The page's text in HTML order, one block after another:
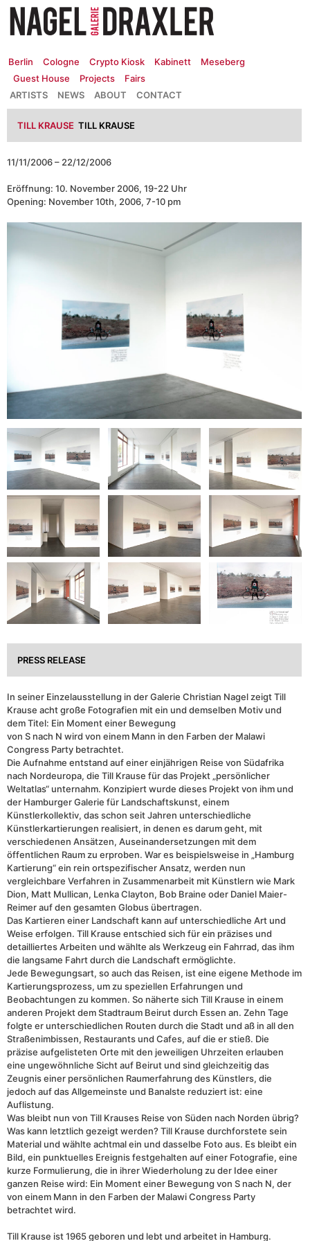
Zum
Inhalt
springen
Berlin Cologne Crypto Kiosk Kabinett
Meseberg
Guest House
Projects
Fairs
CONTACT
ABOUT
NEWS
ARTISTS
TILL KRAUSE TILL KRAUSE
11/11/2006 – 22/12/2006
Eröffnung: 10. November 2006, 19-22 Uhr
Opening: November 10th, 2006, 7-10 pm
PRESS RELEASE
In seiner Einzelausstellung in der Galerie Christian Nagel zeigt Till
Krause acht große Fotografien mit ein und demselben Motiv und
dem Titel: Ein Moment einer Bewegung
von S nach N wird von einem Mann in den Farben der Malawi
Congress Party betrachtet.
Die Aufnahme entstand auf einer einjährigen Reise von Südafrika
nach Nordeuropa, die Till Krause für das Projekt „persönlicher
Weltatlas“ unternahm. Konzipiert wurde dieses Projekt von ihm und
der Hamburger Galerie für Landschaftskunst, einem
Künstlerkollektiv, das schon seit Jahren unterschiedliche
Künstlerkartierungen realisiert, in denen es darum geht, mit
verschiedenen Ansätzen, Auseinandersetzungen mit dem
öffentlichen Raum zu erproben. War es beispielsweise in „Hamburg
Kartierung“ ein rein ortspezifischer Ansatz, werden nun
vergleichbare Verfahren in Zusammenarbeit mit Künstlern wie Mark
Dion, Matt Mullican, Lenka Clayton, Bob Braine oder Daniel Maier-
Reimer auf den gesamten Globus übertragen.
Das Kartieren einer Landschaft kann auf unterschiedliche Art und
Weise erfolgen. Till Krause entschied sich für ein präzises und
detailliertes Arbeiten und wählte als Werkzeug ein Fahrrad, das ihm
die langsame Fahrt durch die Landschaft ermöglichte.
Jede Bewegungsart, so auch das Reisen, ist eine eigene Methode im
Kartierungsprozess, um zu speziellen Erfahrungen und
Beobachtungen zu kommen. So näherte sich Till Krause in einem
anderen Projekt dem Stadtraum Beirut durch Essen an. Zehn Tage
folgte er unterschiedlichen Routen durch die Stadt und aß in all den
Straßenimbissen, Restaurants und Cafes, auf die er stieß. Die
präzise aufgelisteten Orte mit den jeweiligen Uhrzeiten erlauben
eine ungewöhnliche Sicht auf Beirut und sind gleichzeitig das
Zeugnis einer persönlichen Raumerfahrung des Künstlers, die
jedoch auf das Allgemeinste und Banalste reduziert ist: eine
Auflistung.
Was bleibt nun von Till Krauses Reise von Süden nach Norden übrig?
Was kann letztlich gezeigt werden? Till Krause durchforstete sein
Material und wählte achtmal ein und dasselbe Foto aus. Es bleibt ein
Bild, ein punktuelles Ereignis festgehalten auf einer Fotografie, eine
kurze Formulierung, die in ihrer Wiederholung zu der Idee einer
ganzen Reise wird: Ein Moment einer Bewegung von S nach N, der
von einem Mann in den Farben der Malawi Congress Party
betrachtet wird.
Till Krause ist 1965 geboren und lebt und arbeitet in Hamburg.